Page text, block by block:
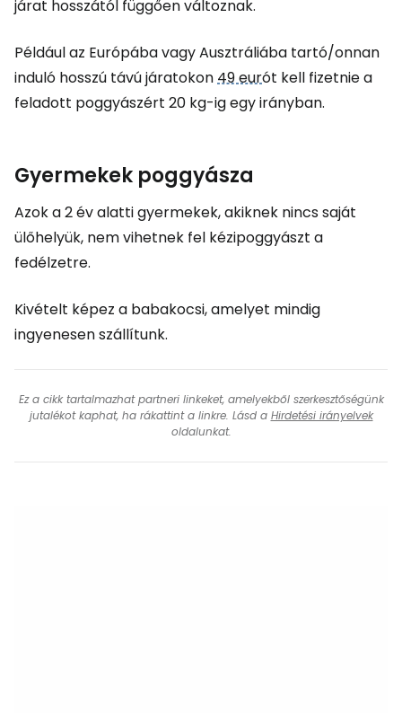
járat hosszától függően változnak.
Például az Európába vagy Ausztráliába tartó/onnan
induló hosszú távú járatokon49 eurót kell fizetnie a
feladott poggyászért 20 kg-ig egy irányban.
Gyermekek poggyásza
Azok a 2 év alatti gyermekek, akiknek nincs saját
ülőhelyük, nem vihetnek fel kézipoggyászt a
fedélzetre.
Kivételt képez a babakocsi, amelyet mindig
ingyenesen szállítunk.
Ez a cikk tartalmazhat partneri linkeket, amelyekből szerkesztőségünk
jutalékot kaphat, ha rákattint a linkre. Lásd a Hirdetési irányelvek
oldalunkat.